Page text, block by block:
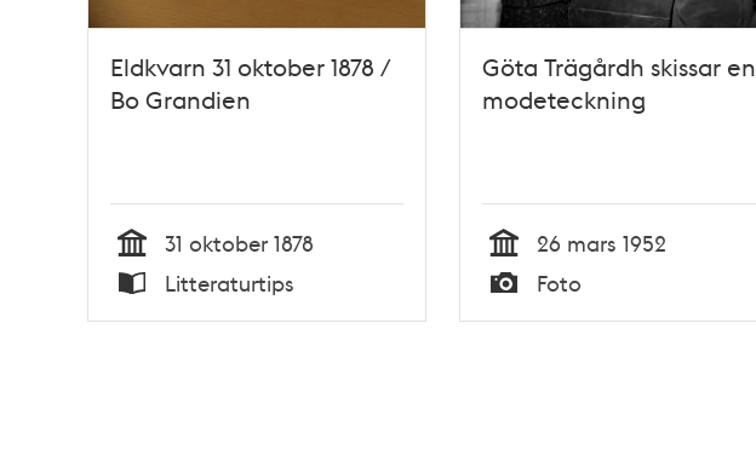
Eldkvarn 31 oktober 1878 /
Bo Grandien
Tid
31 oktober 1878
Litteraturtips
Göta Trägårdh skissar en
modeteckning
Tid
26 mars 1952
Foto